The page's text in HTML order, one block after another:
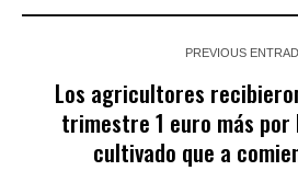
PREVIOUS
Los agricultores
trimestre 1 euro más
cultivado que a